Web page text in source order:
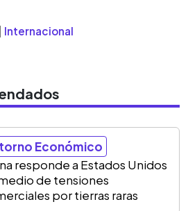
Internacional
Económico
responde a Estados Unidos
de tensiones
por tierras raras